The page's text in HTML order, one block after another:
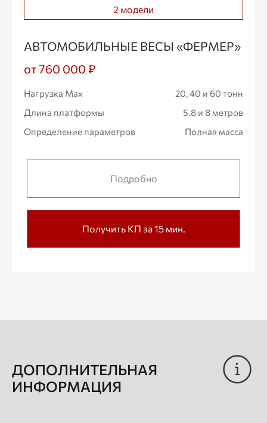
2 модели
АВТОМОБИЛЬНЫЕ ВЕСЫ «ФЕРМЕР»
от 760 000 ₽
Нагрузка Max
20, 40 и 60 тонн
Длина платформы
5.8 и 8 метров
Определение параметров
Полная масса
Подробно
Получить КП за 15 мин.
ДОПОЛНИТЕЛЬНАЯ
ИНФОРМАЦИЯ